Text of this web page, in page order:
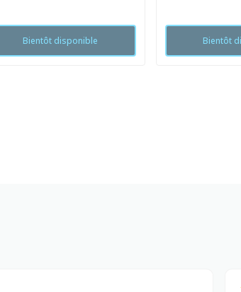
Bientôt disponible Bientôt